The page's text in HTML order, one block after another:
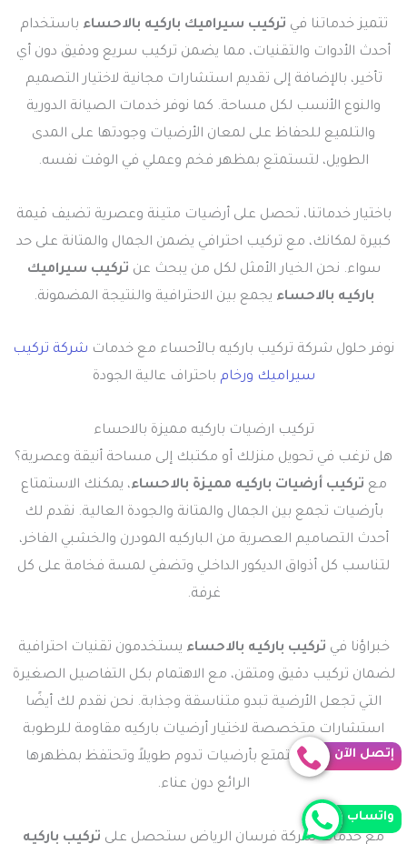
تتميز خدماتنا في تركيب سيراميك باركيه بالاحساء باستخدام
أحدث الأدوات والتقنيات، مما يضمن تركيب سريع ودقيق دون أي
تأخير، بالإضافة إلى تقديم استشارات مجانية لاختيار التصميم
والنوع الأنسب لكل مساحة. كما نوفر خدمات الصيانة الدورية
والتلميع للحفاظ على لمعان الأرضيات وجودتها على المدى
الطويل، لتستمتع بمظهر فخم وعملي في الوقت نفسه.
باختيار خدماتنا، تحصل على أرضيات متينة وعصرية تضيف قيمة
كبيرة لمكانك، مع تركيب احترافي يضمن الجمال والمتانة على حد
سواء. نحن الخيار الأمثل لكل من يبحث عن تركيب سيراميك
باركيه بالاحساء يجمع بين الاحترافية والنتيجة المضمونة.
نوفر حلول شركة تركيب باركيه بـالأحساء مع خدمات شركة تركيب
سيراميك ورخام باحتراف عالية الجودة
تركيب ارضيات باركيه مميزة بالاحساء
هل ترغب في تحويل منزلك أو مكتبك إلى مساحة أنيقة وعصرية؟
مع تركيب أرضيات باركيه مميزة بالاحساء، يمكنك الاستمتاع
بأرضيات تجمع بين الجمال والمتانة والجودة العالية. نقدم لك
أحدث التصاميم العصرية من الباركيه المودرن والخشبي الفاخر،
لتناسب كل أذواق الديكور الداخلي وتضفي لمسة فخامة على كل
غرفة.
خبراؤنا في تركيب باركيه بالاحساء يستخدمون تقنيات احترافية
لضمان تركيب دقيق ومتقن، مع الاهتمام بكل التفاصيل الصغيرة
التي تجعل الأرضية تبدو متناسقة وجذابة. نحن نقدم لك أيضًا
استشارات متخصصة لاختيار أرضيات باركيه مقاومة للرطوبة
والخدوش، لتستمتع بأرضيات تدوم طويلاً وتحتفظ بمظهرها
الرائع دون عناء.
مع خدمات شركة فرسان الرياض ستحصل على تركيب باركيه
إتصل الآن
واتساب